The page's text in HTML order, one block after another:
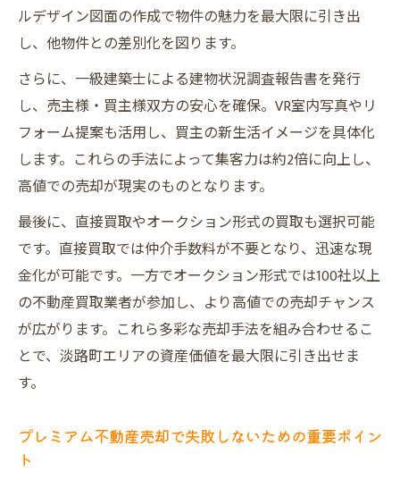
高値売却事例と他社比較で見る実績表
売却後も満足できる淡路町の秘訣
売却後の新生活も安心できるサポート内容
淡路町エリアで選ばれる理由と満足の声
プレミアム不動産売却で得られる安心感
売却後のアフターサービス比較で納得
リフォーム提案で物件の魅力を最大化
VR室内写真とリフォーム提案の効果的活用
魅力を引き出すリフォーム提案のポイント
プレミアム不動産売却で価値が上がる理由
リフォーム前後の物件価値変化を比較
オークション形式が高価買取を実現する仕
ルデザイン図面の作成で物件の魅力を最大限に引き出
し、他物件との差別化を図ります。
さらに、一級建築士による建物状況調査報告書を発行
し、売主様・買主様双方の安心を確保。VR室内写真やリ
フォーム提案も活用し、買主の新生活イメージを具体化
します。これらの手法によって集客力は約2倍に向上し、
高値での売却が現実のものとなります。
最後に、直接買取やオークション形式の買取も選択可能
です。直接買取では仲介手数料が不要となり、迅速な現
金化が可能です。一方でオークション形式では100社以上
の不動産買取業者が参加し、より高値での売却チャンス
が広がります。これら多彩な売却手法を組み合わせるこ
とで、淡路町エリアの資産価値を最大限に引き出せま
す。
プレミアム不動産売却で失敗しないための重要ポイン
ト